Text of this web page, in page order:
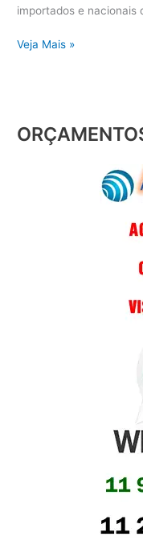
importados e nacionais
Veja Mais »